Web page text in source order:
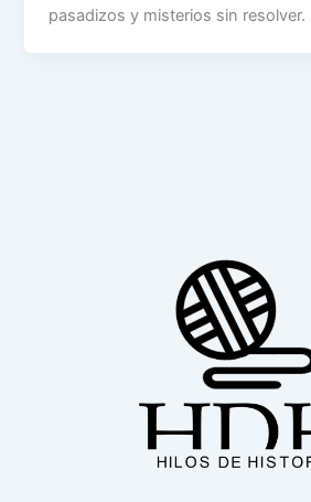
pasadizos y misterios sin resolver.